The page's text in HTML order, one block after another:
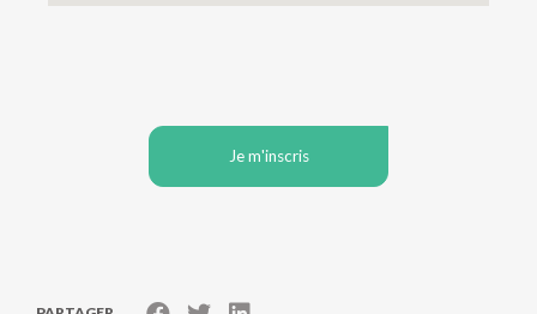
Je m'inscris